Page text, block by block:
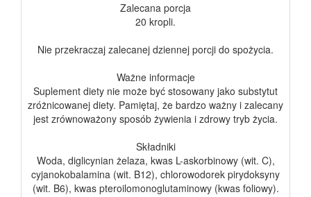
Zalecana porcja
20 kropli.
Nie przekraczaj zalecanej dziennej porcji do spożycia.
Ważne informacje
Suplement diety nie może być stosowany jako substytut
zróżnicowanej diety. Pamiętaj, że bardzo ważny i zalecany
jest zrównoważony sposób żywienia i zdrowy tryb życia.
Składniki
Woda, diglicynian żelaza, kwas L-askorbinowy (wit. C),
cyjanokobalamina (wit. B12), chlorowodorek pirydoksyny
(wit. B6), kwas pteroilomonoglutaminowy (kwas foliowy).